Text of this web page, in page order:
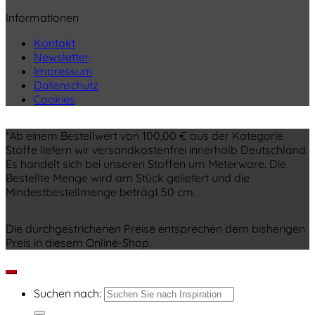
Informationen
Kontakt
Newsletter
Impressum
Datenschutz
Cookies
*Ab einem Bestellwert von 100,00 € aus der Kategorie
Stoffe liefern wir versandkostenfrei innerhalb Deutschland.
Es handelt sich bei unseren Stoffen um Meterware. Die
Bestellte Menge wird am Stück geliefert und die
Mindestbestellmenge beträgt 50 cm.
Die durchgestrichenen Preise entsprechen dem bisherigen
Preis in diesem Online-Shop.
Suchen nach: